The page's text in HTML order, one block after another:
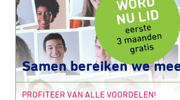
Samen bereiken we
PROFITEER VAN ALLE VOORDELEN!